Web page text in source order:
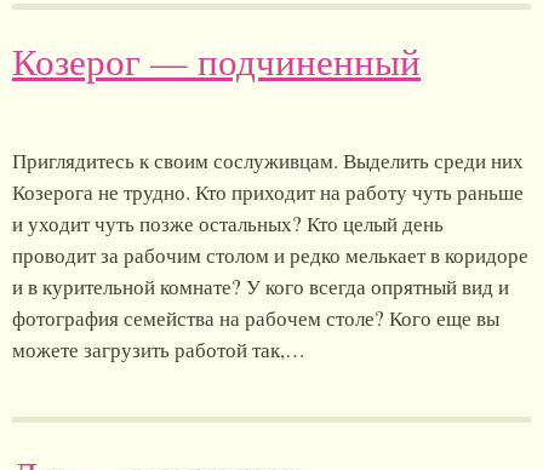
Козерог — подчиненный
Приглядитесь к своим сослуживцам. Выделить среди них
Козерога не трудно. Кто приходит на работу чуть раньше
и уходит чуть позже остальных? Кто целый день
проводит за рабочим столом и редко мелькает в коридоре
и в курительной комнате? У кого всегда опрятный вид и
фотография семейства на рабочем столе? Кого еще вы
можете загрузить работой так,…